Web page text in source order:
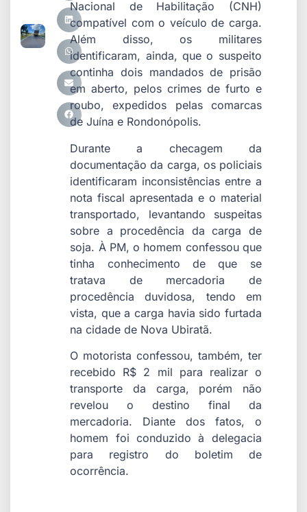
Nacional de Habilitação (CNH)
compatível com o veículo de carga.
Além disso, os militares
identificaram, ainda, que o suspeito
continha dois mandados de prisão
em aberto, pelos crimes de furto e
roubo, expedidos pelas comarcas
de Juína e Rondonópolis.
Durante a checagem da
documentação da carga, os policiais
identificaram inconsistências entre a
nota fiscal apresentada e o material
transportado, levantando suspeitas
sobre a procedência da carga de
soja. À PM, o homem confessou que
tinha conhecimento de que se
tratava de mercadoria de
procedência duvidosa, tendo em
vista, que a carga havia sido furtada
na cidade de Nova Ubiratã.
O motorista confessou, também, ter
recebido R$ 2 mil para realizar o
transporte da carga, porém não
revelou o destino final da
mercadoria. Diante dos fatos, o
homem foi conduzido à delegacia
para registro do boletim de
ocorrência.